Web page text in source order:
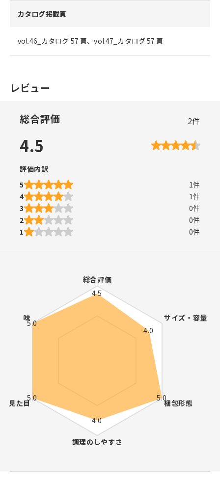
カタログ掲載頁
vol.46_カタログ 57 頁、vol.47_カタログ 57 頁
レビュー
総合評価 2件
4.5
評価内訳
5
1件
4
1件
3
0件
2
0件
1
0件